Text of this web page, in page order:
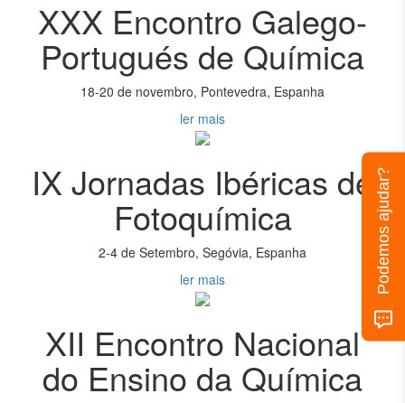
XXX Encontro Galego-
Portugués de Química
18-20 de novembro, Pontevedra, Espanha
ler mais
IX Jornadas Ibéricas de
Fotoquímica
2-4 de Setembro, Segóvia, Espanha
ler mais
XII Encontro Nacional
do Ensino da Química
Podemos ajudar?